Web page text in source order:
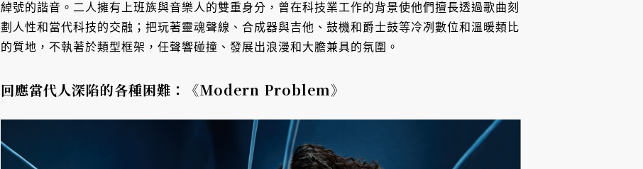
綽號的諧音。二人擁有上班族與音樂人的雙重身分，曾在科技業工作的背景使他們擅長透過歌曲刻
劃人性和當代科技的交融；把玩著靈魂聲線、合成器與吉他、鼓機和爵士鼓等冷冽數位和溫暖類比
的質地，不執著於類型框架，任聲響碰撞、發展出浪漫和大膽兼具的氛圍。
回應當代人深陷的各種困難：《Modern Problem》